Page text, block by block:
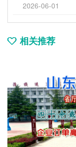
2026-06-01
相关推荐